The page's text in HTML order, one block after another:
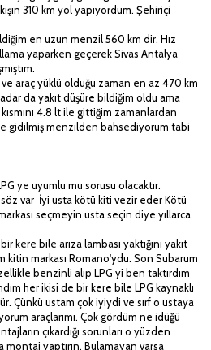
310 km yol yapıyordum. Şehiriçi
en uzun menzil 560 km dir. Hız
yaparken geçerek Sivas Antalya
araç yüklü olduğu zaman en az 470 km
da yakıt düşüre bildiğim oldu ama
4.8 lt ile gittiğim zamanlardan
gidilmiş menzilden bahsediyorum tabi
ye uyumlu mu sorusu olacaktır.
var İyi usta kötü kiti vezir eder Kötü
seçmeyin usta seçin diye yıllarca
kere bile arıza lambası yaktığını yakıt
kitin markası Romano'ydu. Son Subarum
benzinli alıp LPG yi ben taktırdım
her ikisi de bir kere bile LPG kaynaklı
Çünkü ustam çok iyiydi ve sırf o ustaya
araçlarımı. Çok gördüm ne idüğü
çıkardığı sorunları o yüzden
yaptırın. Bulamayan varsa